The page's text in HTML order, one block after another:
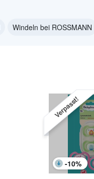
Windeln bei ROSSMANN
Verpasst!
-10%